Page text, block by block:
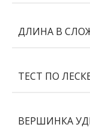
ДЛИНА В
ТЕСТ ПО
ВЕРШИНКА